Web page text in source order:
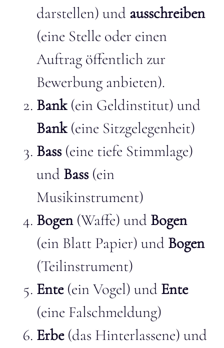
darstellen) und ausschreiben
(eine Stelle oder einen
Auftrag öffentlich zur
Bewerbung anbieten).
Bank(ein Geldinstitut) und
Bank(eine Sitzgelegenheit)
Bass(eine tiefe Stimmlage)
und Bass(ein
Musikinstrument)
Bogen(Waffe) und Bogen
(ein Blatt Papier) und Bogen
(Teilinstrument)
Ente(ein Vogel) und Ente
(eine Falschmeldung)
Erbe(das Hinterlassene) und